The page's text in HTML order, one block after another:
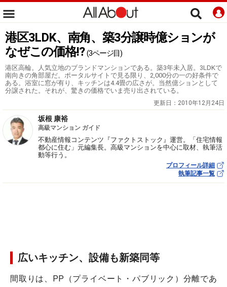
港区3LDK、南角、築3分譲時億ションが
なぜこの価格!? (3ページ目)
港区高輪。人気立地のブランドマンションである。築3年未入居。3LDKで
南向きの角部屋だ。ポータルサイトで見る限り、2,000分の一の好条件で
ある。浴室に窓が有り、キッチンは4.4畳の広さが。当然億ションとして
分譲された。それが、驚きの価格でいま売り出されている。
更新日： 2010年12月24日
坂根 康裕
高級マンション ガイド
不動産情報コンテンツ『ファクトストック』運営。「住宅情報
都心に住む」元編集長。高級マンションを中心に取材、執筆活
動等行う。
プロフィール詳細
執筆記事一覧
広いキッチン、設備も新築同等
間取りは、PP（プライベート・パブリック）分離であ